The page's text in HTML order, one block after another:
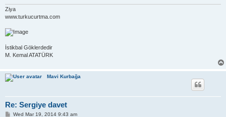
Ziya
www.turkucurtma.com
İstikbal Göklerdedir
M. Kemal ATATÜRK
Mavi Kurbağa
Re: Sergiye davet
PWed Mar 19, 2014 9:43 am